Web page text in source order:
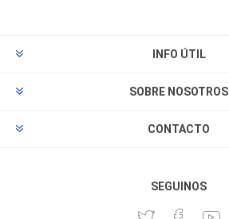
INFO ÚTIL
SOBRE NOSOTROS
CONTACTO
SEGUINOS